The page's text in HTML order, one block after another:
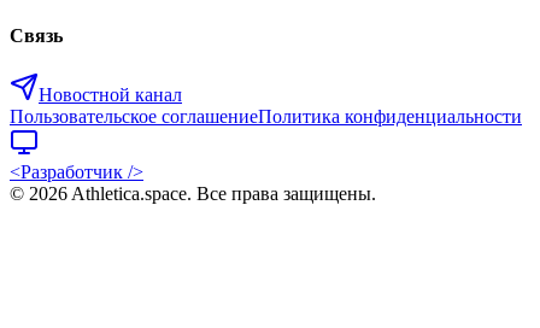
Связь
Новостной канал
Пользовательское соглашениеПолитика конфиденциальности
<Разработчик />
© 2026 Athletica.space. Все права защищены.